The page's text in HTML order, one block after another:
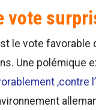
vote
le vote favorable
Une polémique
,contre